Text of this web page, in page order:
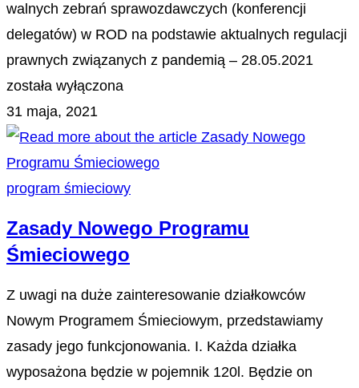
walnych zebrań sprawozdawczych (konferencji
delegatów) w ROD na podstawie aktualnych regulacji
prawnych związanych z pandemią – 28.05.2021
została wyłączona
31 maja, 2021
program śmieciowy
Zasady Nowego Programu
Śmieciowego
Z uwagi na duże zainteresowanie działkowców
Nowym Programem Śmieciowym, przedstawiamy
zasady jego funkcjonowania. I. Każda działka
wyposażona będzie w pojemnik 120l. Będzie on